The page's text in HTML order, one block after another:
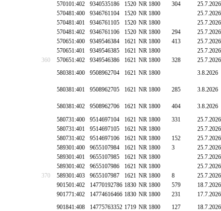
570101:402
9340535186 1520 NR 1800 304
25.7.2026
570481:400
9346761104 1520 NR 1800
25.7.2026
570481:401
9346761105 1520 NR 1800
25.7.2026
570481:402
9346761106 1520 NR 1800 294
25.7.2026
570651:400
9349546384 1621 NR 1800 413
25.7.2026
570651:401
9349546385 1621 NR 1800
25.7.2026
360
570651:402 9349546386 1621 NR 1800 328
25.7.2026
580381:400
9508962704 1621 NR 1800 3.8.2026
580381:401 9508962705 1621 NR 1800 285 3.8.2026
580381:402 9508962706 1621 NR 1800 404
3.8.2026
580731:400
9514697104 1621 NR 1800 331
25.7.2026
580731:401
9514697105 1621 NR 1800
25.7.2026
580731:402
9514697106 1621 NR 1800 152
25.7.2026
589301:400
9655107984 1621 NR 1800 3
25.7.2026
589301:401
9655107985 1621 NR 1800
25.7.2026
589301:402
9655107986 1621 NR 1800
25.7.2026
370
589301:403 9655107987 1621 NR 1800 8
25.7.2026
901501:402
14770192786 1830 NR 1800 579
18.7.2026
901771:402
14774616466 1830 NR 1800 231
17.7.2026
901841:408
14775763352 1719 NR 1800 127 18.7.2026